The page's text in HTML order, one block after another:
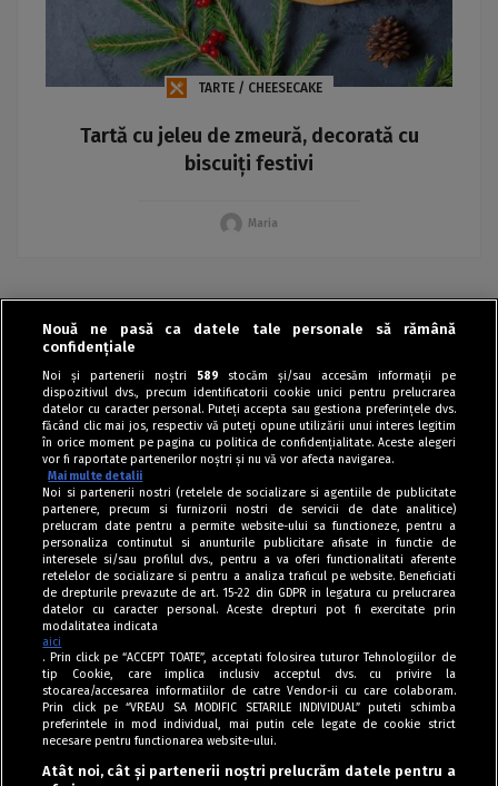
TARTE / CHEESECAKE
Tartă cu jeleu de zmeură, decorată cu
biscuiți festivi
Maria
« ‹ › »
Tag index
Program Antena 1
Nouă ne pasă ca datele tale personale să rămână
confidențiale
Noi și partenerii noștri 589 stocăm și/sau accesăm informații pe
dispozitivul dvs., precum identificatorii cookie unici pentru prelucrarea
datelor cu caracter personal. Puteți accepta sau gestiona preferințele dvs.
făcând clic mai jos, respectiv vă puteți opune utilizării unui interes legitim
în orice moment pe pagina cu politica de confidențialitate. Aceste alegeri
vor fi raportate partenerilor noștri și nu vă vor afecta navigarea.
Mai multe detalii
Noi si partenerii nostri (retelele de socializare si agentiile de publicitate
partenere, precum si furnizorii nostri de servicii de date analitice)
prelucram date pentru a permite website-ului sa functioneze, pentru a
personaliza continutul si anunturile publicitare afisate in functie de
interesele si/sau profilul dvs., pentru a va oferi functionalitati aferente
retelelor de socializare si pentru a analiza traficul pe website. Beneficiati
de drepturile prevazute de art. 15-22 din GDPR in legatura cu prelucrarea
datelor cu caracter personal. Aceste drepturi pot fi exercitate prin
modalitatea indicata
aici
. Prin click pe “ACCEPT TOATE”, acceptati folosirea tuturor Tehnologiilor de
tip Cookie, care implica inclusiv acceptul dvs. cu privire la
stocarea/accesarea informatiilor de catre Vendor-ii cu care colaboram.
Prin click pe “VREAU SA MODIFIC SETARILE INDIVIDUAL” puteti schimba
preferintele in mod individual, mai putin cele legate de cookie strict
necesare pentru functionarea website-ului.
Atât noi, cât și partenerii noștri prelucrăm datele pentru a